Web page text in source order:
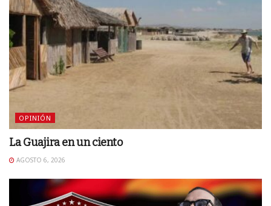
OPINIÓN
La Guajira en un ciento
AGOSTO 6, 2026